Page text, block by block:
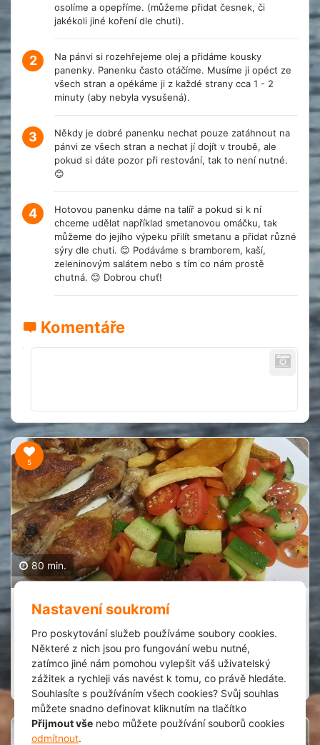
Nastavení soukromí
Pro poskytování služeb používáme soubory cookies.
Některé z nich jsou pro fungování webu nutné,
zatímco jiné nám pomohou vylepšit váš uživatelský
zážitek a rychleji vás navést k tomu, co právě hledáte.
Souhlasíte s používáním všech cookies? Svůj souhlas
můžete snadno definovat kliknutím na tlačítko
Přijmout vše nebo můžete používání souborů cookies
odmítnout.
osolíme a opepříme. (můžeme přidat česnek, či
jakékoli jiné koření dle chuti).
2
Na pánvi si rozehřejeme olej a přidáme kousky
panenky. Panenku často otáčíme. Musíme ji opéct ze
všech stran a opékáme ji z každé strany cca 1 - 2
minuty (aby nebyla vysušená).
3
Někdy je dobré panenku nechat pouze zatáhnout na
pánvi ze všech stran a nechat jí dojít v troubě, ale
pokud si dáte pozor při restování, tak to není nutné.
😊
4
Hotovou panenku dáme na talíř a pokud si k ní
chceme udělat například smetanovou omáčku, tak
můžeme do jejího výpeku přilít smetanu a přidat různé
sýry dle chuti. 😊 Podáváme s bramborem, kaší,
zeleninovým salátem nebo s tím co nám prostě
chutná. 😊 Dobrou chuť!
Komentáře
80 min.
5
Voňavé kuřecí paličky
24.1.2022
Extrémně jednoduchý a rychlý!
Zobrazit recept Spork it